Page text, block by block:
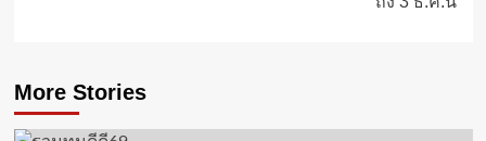
More Stories